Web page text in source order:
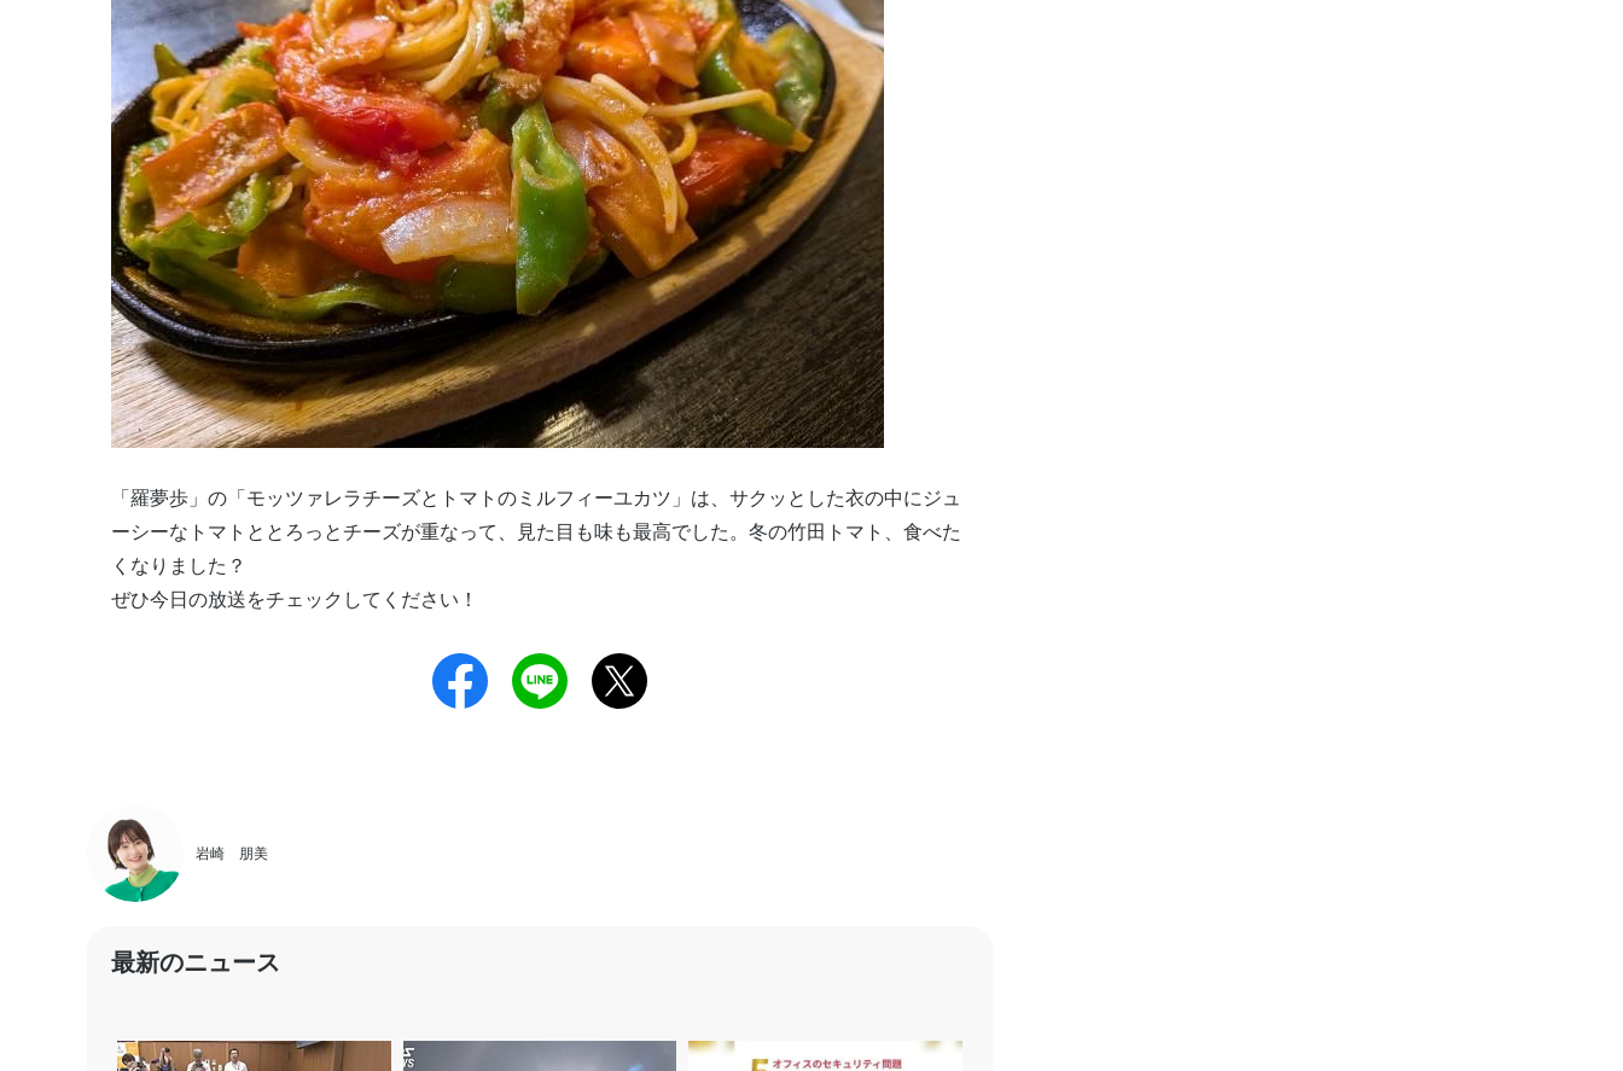
「羅夢歩」の「モッツァレラチーズとトマトのミルフィーユカツ」は、サクッとした衣の中にジュ
ーシーなトマトととろっとチーズが重なって、見た目も味も最高でした。冬の竹田トマト、食べた
くなりました？
ぜひ今日の放送をチェックしてください！
岩崎 朋美
最新のニュース